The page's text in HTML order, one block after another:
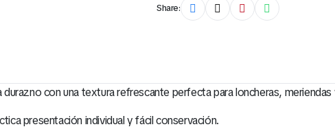
Share:
con una textura refrescante perfecta para loncheras,
presentación individual y fácil conservación.